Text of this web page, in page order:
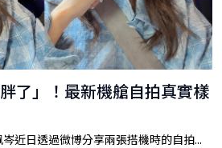
了」！最新機艙自拍真實樣
近日透過微博分享兩張搭機時的自拍...